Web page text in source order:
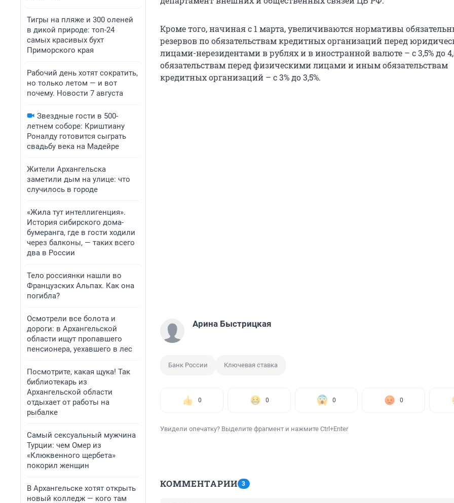
Тигры на пляже и 300 оленей
в дикой природе: топ-24
самых красивых бухт
Приморского края
Рабочий день хотят сократить,
но только летом — и вот
почему. Новости 7 августа
Звездные гости в 500-
летнем соборе: Криштиану
Роналду готовится сыграть
свадьбу века на Мадейре
Жители Архангельска
заметили дым на улице: что
случилось в городе
«Жила тут интеллигенция».
История сибирского дома-
бумеранга, где в гости ходили
через балконы, — таких всего
два в России
Тело россиянки нашли во
Французских Альпах. Как она
погибла?
Осмотрели все болота и
дороги: в Архангельской
области ищут пропавшего
пенсионера, уехавшего в лес
Посмотрите, какая щука! Так
библиотекарь из
Архангельской области
отдыхает от работы на
рыбалке
Самый сексуальный мужчина
Турции: чем Омер из
«Клюквенного щербета»
покорил женщин
В Архангельске хотят открыть
новый колледж — кого там
Кроме того, начиная с 1 марта, увеличиваются нормативы
резервов по обязательствам кредитных организаций перед
лицами-нерезидентами в рублях и в иностранной валюте – с 3,5% до
обязательствам перед физическими лицами и иным обязательствам
кредитных организаций – с 3% до 3,5%.
Арина Быстрицкая
Банк России Ключевая ставка
0 0 0 0
Увидели опечатку? Выделите фрагмент и нажмите Ctrl+Enter
КОММЕНТАРИИ 3